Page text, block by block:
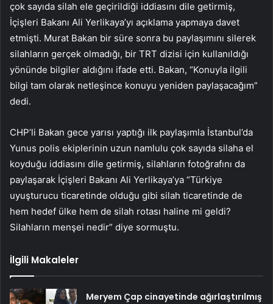
çok sayıda silah ele geçirildiği iddiasını dile getirmiş,
İçişleri Bakanı Ali Yerlikaya’yı açıklama yapmaya davet
etmişti. Murat Bakan bir süre sonra bu paylaşımını silerek
silahların gerçek olmadığı, bir TRT dizisi için kullanıldığı
yönünde bilgiler aldığını ifade etti. Bakan, “Konuyla ilgili
bilgi tam olarak netleşince konuyu yeniden paylaşacağım”
dedi.
CHP’li Bakan gece yarısı yaptığı ilk paylaşımla İstanbul’da
Yunus polis ekiplerinin uzun namlulu çok sayıda silaha el
koyduğu iddiasını dile getirmiş, silahların fotoğrafını da
paylaşarak İçişleri Bakanı Ali Yerlikaya’ya “Türkiye
uyuşturucu ticaretinde olduğu gibi silah ticaretinde de
hem hedef ülke hem de silah rotası haline mi geldi?
Silahların menşei nedir” diye sormuştu.
İlgili Makaleler
Meryem Çap cinayetinde ağırlaştırılmış